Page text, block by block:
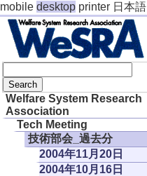
mobile desktop printer 日本語
Welfare System Research
Association
Tech Meeting
技術部会_過去分
2004年11月20日
2004年10月16日